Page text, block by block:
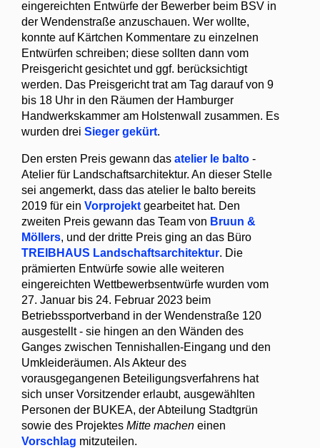
eingereichten Entwürfe der Bewerber beim BSV in
der Wendenstraße anzuschauen. Wer wollte,
konnte auf Kärtchen Kommentare zu einzelnen
Entwürfen schreiben; diese sollten dann vom
Preisgericht gesichtet und ggf. berücksichtigt
werden. Das Preisgericht trat am Tag darauf von 9
bis 18 Uhr in den Räumen der Hamburger
Handwerkskammer am Holstenwall zusammen. Es
wurden drei Sieger gekürt.
Den ersten Preis gewann das atelier le balto -
Atelier für Landschaftsarchitektur. An dieser Stelle
sei angemerkt, dass das atelier le balto bereits
2019 für ein Vorprojekt gearbeitet hat. Den
zweiten Preis gewann das Team von Bruun &
Möllers, und der dritte Preis ging an das Büro
TREIBHAUS Landschaftsarchitektur. Die
prämierten Entwürfe sowie alle weiteren
eingereichten Wettbewerbsentwürfe wurden vom
27. Januar bis 24. Februar 2023 beim
Betriebssportverband in der Wendenstraße 120
ausgestellt - sie hingen an den Wänden des
Ganges zwischen Tennishallen-Eingang und den
Umkleideräumen. Als Akteur des
vorausgegangenen Beteiligungsverfahrens hat
sich unser Vorsitzender erlaubt, ausgewählten
Personen der BUKEA, der Abteilung Stadtgrün
sowie des Projektes Mitte machen einen
Vorschlag mitzuteilen.